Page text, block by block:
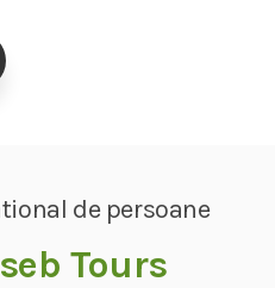
de persoane
Tours